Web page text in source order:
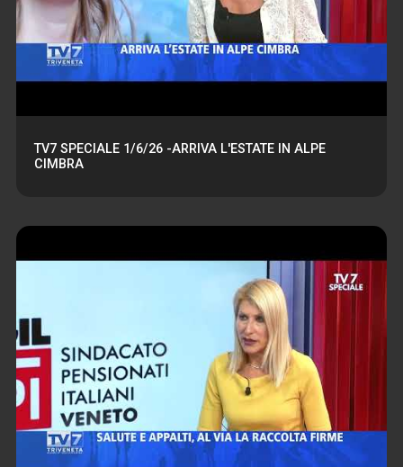
TV7 SPECIALE 1/6/26 -ARRIVA L'ESTATE IN ALPE
CIMBRA